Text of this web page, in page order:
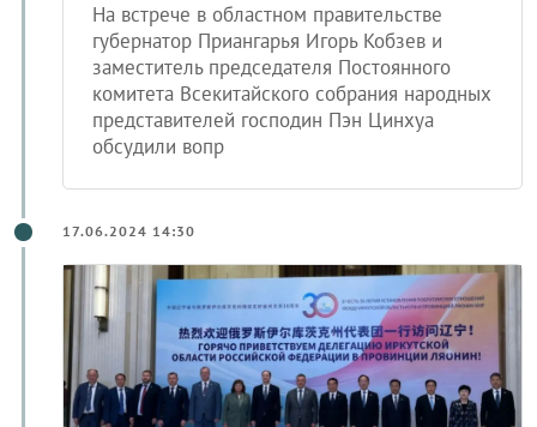
На встрече в областном правительстве
губернатор Приангарья Игорь Кобзев и
заместитель председателя Постоянного
комитета Всекитайского собрания народных
представителей господин Пэн Цинхуа
обсудили вопр
17.06.2024 14:30